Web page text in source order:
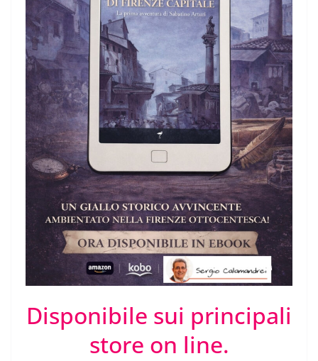
Disponibile sui principali
store on line.